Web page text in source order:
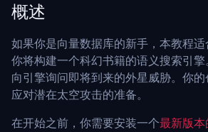
概述
如果你是向量数据库的新手，本教程适
你将构建一个科幻书籍的语义搜索引
向引擎询问即将到来的外星威胁。你
应对潜在太空攻击的准备。
在开始之前，你需要安装一个最新版